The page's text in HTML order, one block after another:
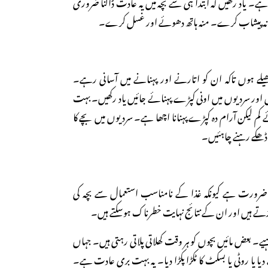
پیشاب کرے۔ منہ ہاتھ دھوئے اور غسل کرے۔
ہوں تاکہ ان کو اتارنے اور پہنانے میں آسانی رہے۔
سردیوں میں اونی کپڑے پہنائے جائیں یاد رکھیں۔ بہت
لیکن آرام دہ کپڑے پہنانا اچھا ہے۔ سردیوں میں بچے کا
رہنے چاہئیں۔
ہے کیونکہ غذا کے نامناسب استعمال سے بچہ کی
اور ان کے نتائج نہایت خطرناک ہوسکتے ہیں۔
بعض مائیں بچوں کو ہر وقت کھلاتی پلاتی رہتی ہیں۔ جہاں
یا روٹی یا بسکٹ کا ٹکڑا پکڑا دیا۔ یہ بہت بری عادت ہے۔